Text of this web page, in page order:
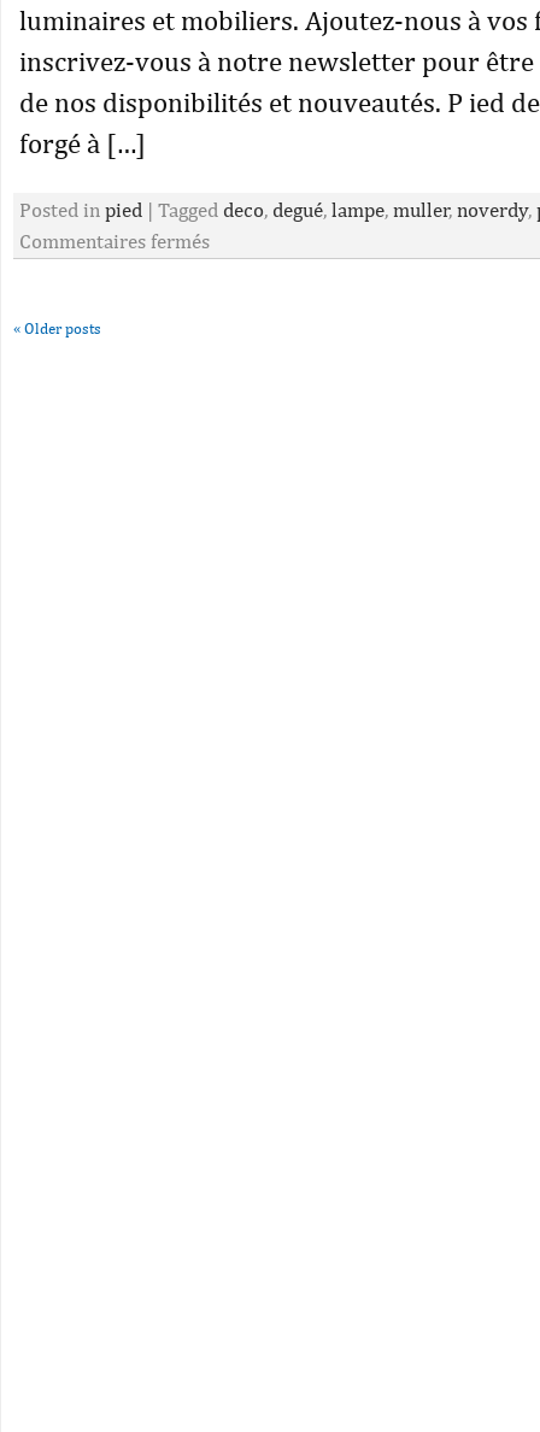
luminaires et mobiliers. Ajoutez-nous à vos
inscrivez-vous à notre newsletter pour
de nos disponibilités et nouveautés. P ied
forgé à […]
Posted in pied | Tagged deco, degué, lampe, muller, noverdy,
Commentaires fermés
« Older posts